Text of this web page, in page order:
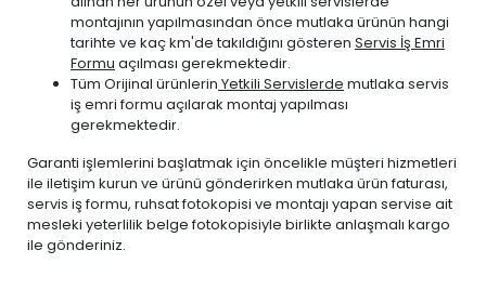
montajının yapılmasından önce mutlaka ürünün hangi
tarihte ve kaç km'de takıldığını gösteren Servis İş Emri
Formu açılması gerekmektedir.
Tüm Orijinal ürünlerin Yetkili Servislerde mutlaka servis
iş emri formu açılarak montaj yapılması
gerekmektedir.
Garanti işlemlerini başlatmak için öncelikle müşteri hizmetleri
ile iletişim kurun ve ürünü gönderirken mutlaka ürün faturası,
servis iş formu, ruhsat fotokopisi ve montajı yapan servise ait
mesleki yeterlilik belge fotokopisiyle birlikte anlaşmalı kargo
ile gönderiniz.